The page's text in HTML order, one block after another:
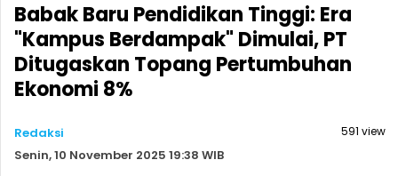
Babak Baru Pendidikan Tinggi: Era
"Kampus Berdampak" Dimulai, PT
Ditugaskan Topang Pertumbuhan
Ekonomi 8%
Redaksi
Senin, 10 November 2025 19:38 WIB
591 view